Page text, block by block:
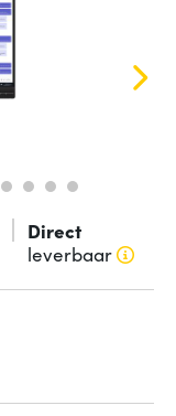
Direct
leverbaar